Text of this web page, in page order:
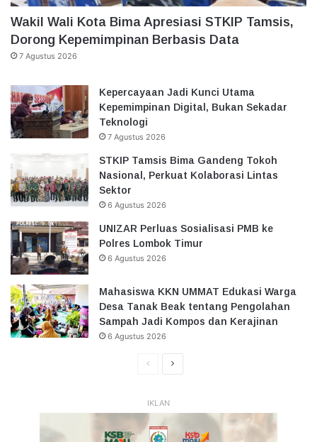
Wakil Wali Kota Bima Apresiasi STKIP Tamsis,
Dorong Kepemimpinan Berbasis Data
7 Agustus 2026
Kepercayaan Jadi Kunci Utama
Kepemimpinan Digital, Bukan Sekadar
Teknologi
7 Agustus 2026
STKIP Tamsis Bima Gandeng Tokoh
Nasional, Perkuat Kolaborasi Lintas
Sektor
6 Agustus 2026
UNIZAR Perluas Sosialisasi PMB ke
Polres Lombok Timur
6 Agustus 2026
Mahasiswa KKN UMMAT Edukasi Warga
Desa Tanak Beak tentang Pengolahan
Sampah Jadi Kompos dan Kerajinan
6 Agustus 2026
HalamanHalaman
IKLAN